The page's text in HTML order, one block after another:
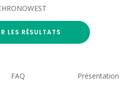
LES RÉSULTATS
FAQ Présentation